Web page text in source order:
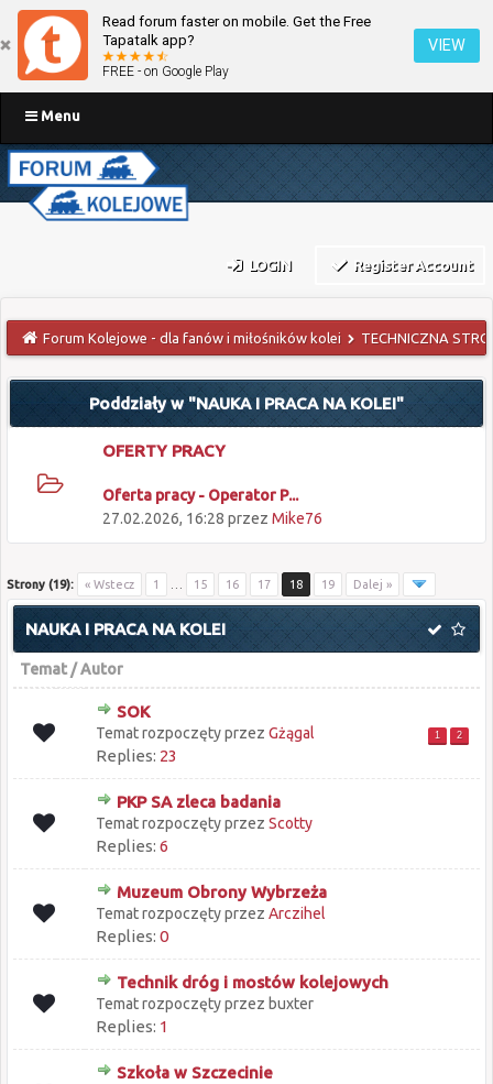
Read forum faster on mobile. Get the Free
Tapatalk app?
FREE - on Google Play
VIEW
Menu
LOGIN Register Account
Forum Kolejowe - dla fanów i miłośników kolei TECHNICZNA
Poddziały w "NAUKA I PRACA NA KOLEI"
OFERTY PRACY
Oferta pracy - Operator P...
27.02.2026, 16:28 przez Mike76
Strony (19): « Wstecz 1 15 16 17 18 19 Dalej »
NAUKA I PRACA NA KOLEI
Temat/Autor
SOK
Temat rozpoczęty przez Gżągal 1 2
Replies: 23
PKP SA zleca badania
Temat rozpoczęty przez Scotty
Replies: 6
Muzeum Obrony Wybrzeża
Temat rozpoczęty przez Arczihel
Replies: 0
Technik dróg i mostów kolejowych
Temat rozpoczęty przez buxter
Replies: 1
Szkoła w Szczecinie